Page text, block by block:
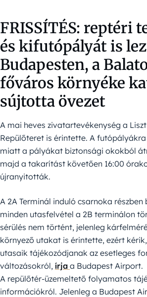
FRISSÍTÉS: reptéri
és kifutópályát is
Budapesten, a
főváros környéke
sújtotta övezet
A mai heves zivatartevékenység a
Repülőteret is érintette. A
miatt a pályákat biztonsági okokból
majd a takarítást követően 16:00
újranyitották.
A 2A Terminál induló csarnoka részben
minden utasfelvétel a 2B terminálon
sérülés nem történt, jelenleg
környező utakat is érintette, ezért
utasaik tájékozódjanak az esetleges
változásokról, írja a Budapest Airport.
A repülőtér-üzemeltető folyamatos
információkról. Jelenleg a Budapest